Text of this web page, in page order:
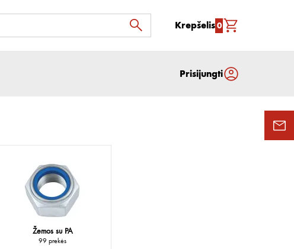
Krepšelis0
Prisijungti
Žemos su PA
99 prekės